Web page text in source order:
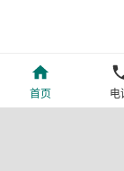
首页 电